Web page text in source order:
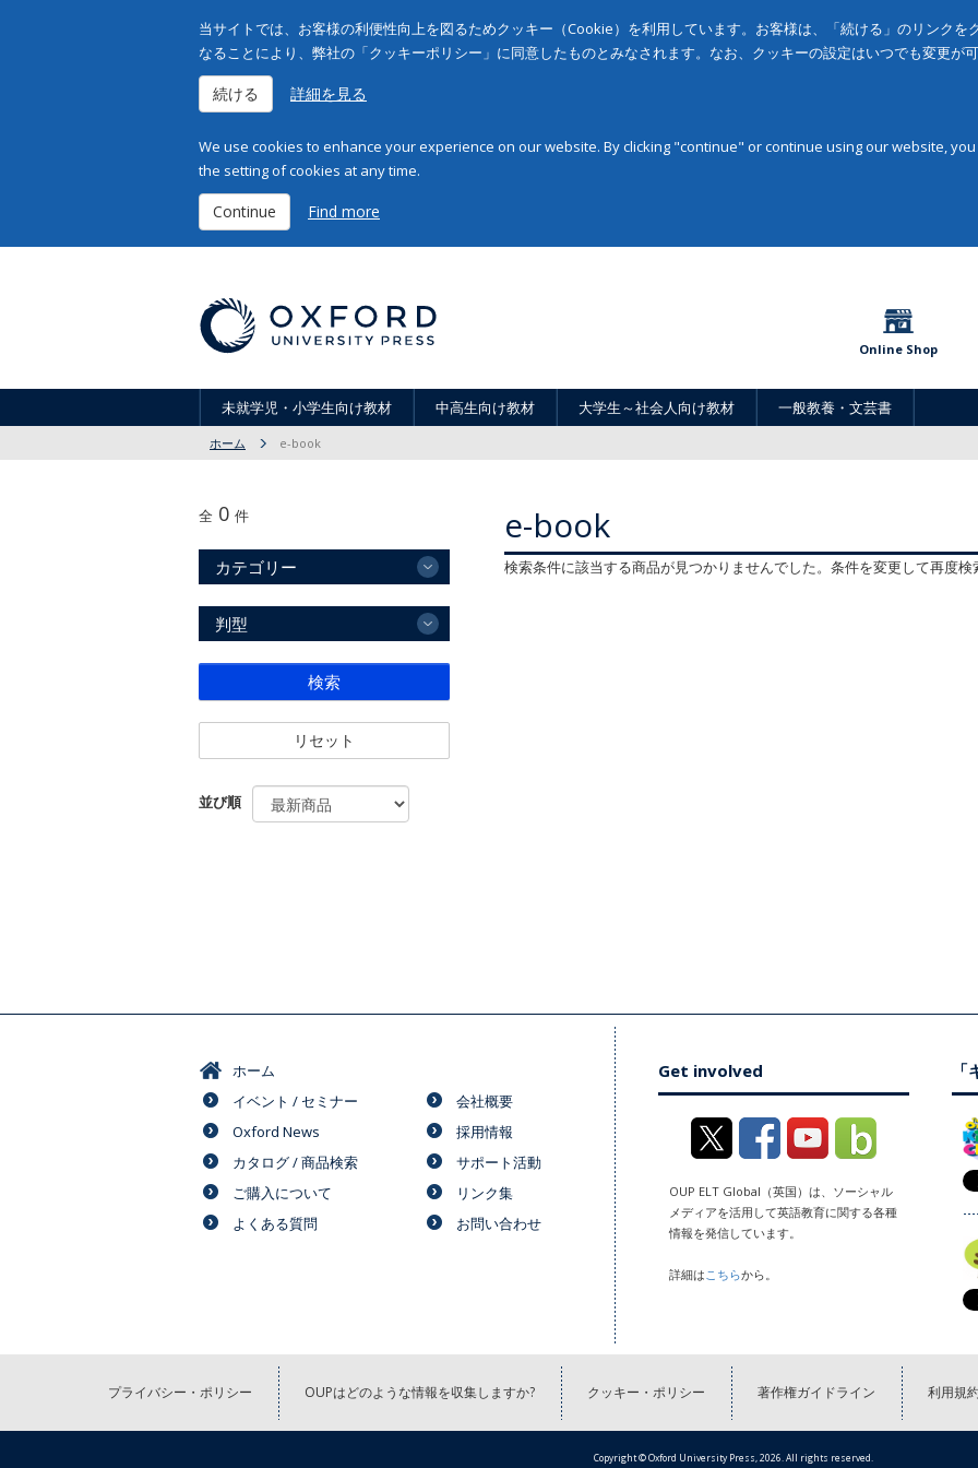
当サイトでは、お客様の利便性向上を図るためクッキー（Cookie）を利用しています。お客様は、「続ける」のリンクを
なることにより、弊社の「クッキーポリシー」に同意したものとみなされます。なお、クッキーの設定はいつでも変更が可
続ける 詳細を見る
We use cookies to enhance your experience on our website. By clicking "continue" or continue using our website,
the setting of cookies at any time.
Continue Find more
Online Shop
未就学児・小学生向け教材 中高生向け教材 大学生～社会人向け教材 一般教養・文芸書
ホーム e-book
e-book
検索条件に該当する商品が見つかりませんでした。条件を変更して再度検
全 0 件
カテゴリー
判型
検索
リセット
並び順
ホーム
イベント / セミナー
Oxford News
カタログ / 商品検索
ご購入について
よくある質問
会社概要
採用情報
サポート活動
リンク集
お問い合わせ
Get involved
OUP ELT Global（英国）は、ソーシャル
メディアを活用して英語教育に関する各種
情報を発信しています。
詳細はこちらから。
プライバシー・ポリシー OUPはどのような情報を収集しますか? クッキー・ポリシー 著作権ガイドライン 利用規
Copyright © Oxford University Press, 2026. All rights reserved.